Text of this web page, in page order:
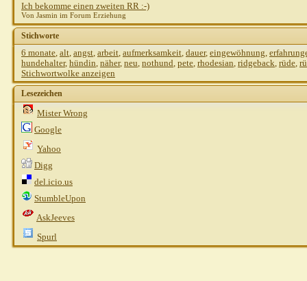
Ich bekomme einen zweiten RR :-)
Von Jasmin im Forum Erziehung
Stichworte
6 monate, alt, angst, arbeit, aufmerksamkeit, dauer, eingewöhnung,
hundehalter, hündin, näher, neu, nothund, pete, rhodesian, ridgeback, rüde,
Stichwortwolke anzeigen
Lesezeichen
Mister Wrong
Google
Yahoo
Digg
del.icio.us
StumbleUpon
AskJeeves
Spurl